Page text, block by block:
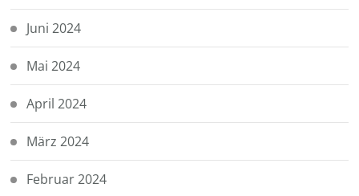
Juni 2024
Mai 2024
April 2024
März 2024
Februar 2024